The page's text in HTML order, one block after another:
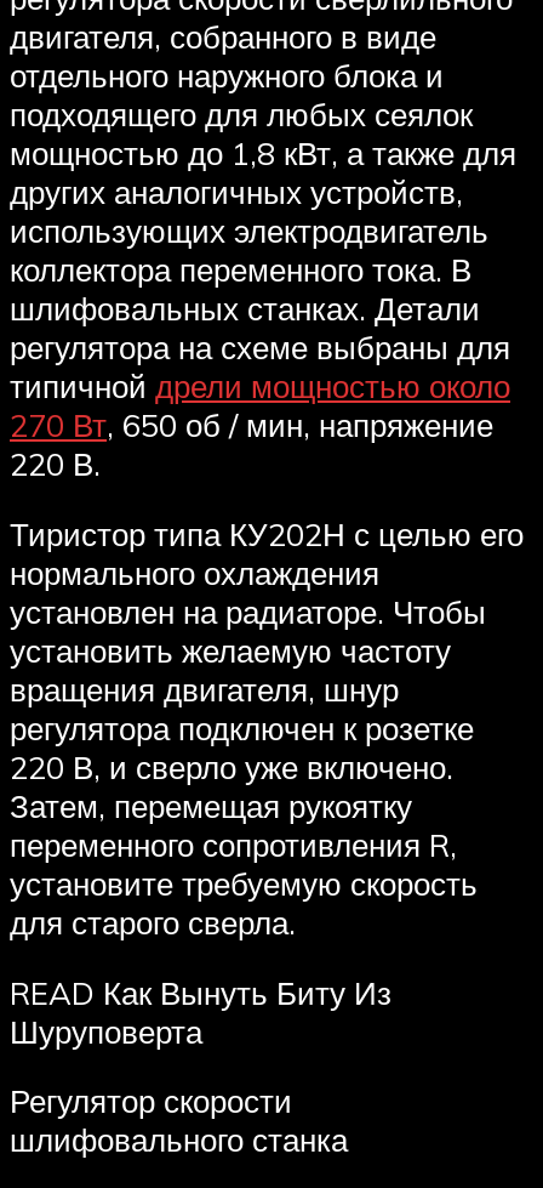
двигателя, собранного в виде
отдельного наружного блока и
подходящего для любых сеялок
мощностью до 1,8 кВт, а также для
других аналогичных устройств,
использующих электродвигатель
коллектора переменного тока. В
шлифовальных станках. Детали
регулятора на схеме выбраны для
типичной дрели мощностью около
270 Вт, 650 об / мин, напряжение
220 В.
Тиристор типа КУ202Н с целью его
нормального охлаждения
установлен на радиаторе. Чтобы
установить желаемую частоту
вращения двигателя, шнур
регулятора подключен к розетке
220 В, и сверло уже включено.
Затем, перемещая рукоятку
переменного сопротивления R,
установите требуемую скорость
для старого сверла.
READ Как Вынуть Биту Из
Шуруповерта
Регулятор скорости
шлифовального станка